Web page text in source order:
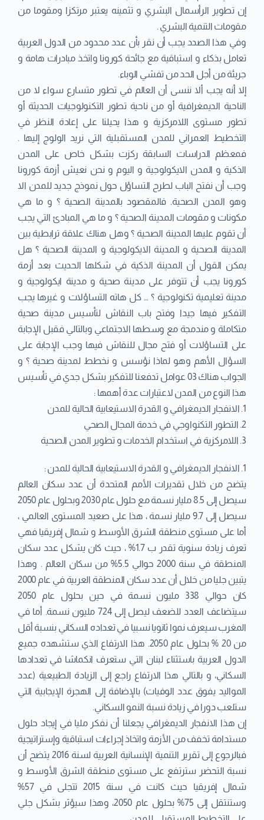
إن تطوير الرأسمال البشري و تثمينه يعتبر مرتكزا ومقوما من
مقومات التنمية البشري .
وفي هذا الصدد يجب أن نقر بأن عدد محدود من الدول العربية
تعامل بذكاء و استباقية مع جائحة كورونا واتخذ مبادرات هامة و
جريئة من أجل الحد من تفشي الوباء.
إلا أنه يجب ألا ننسى أن العالم في تطور متسارع سواء لا من
الناحية الديمغرافية أو من ناحية تطور التكنولوجيات الحديثة أو
تطور مستوى اللامركزية و هذا يحيلنا على إعادة النظر في
التخطيط العمراني للمدن المستقبلية التي نريد الولوج إليها .
فمعظم الدراسات السابقة ركزت بشكل خاص على المدن
الذكية و المدن الايكولوجية و اليوم و نحن نعيش أزمة كورونا
وجب أن نفتح الباب لطرح التساؤل حول نموذج جديد للمدن الا
وهو المدن الصحية. فالمقصود بالمدينة الصحية ؟ و ما هي
مكونات و مقومات المدينة الصحية ؟ و ما هي المبادئ التي يجب
أن تقوم عليها المدينة الصحية ؟ وهل هناك علاقة ترابطية بين
المدينة الصحية و المدينة الايكولوجية و المدينة الصحية ؟ هل
يمكن القول أن المدينة الذكية في شكلها الحديث بعد أزمة
كورونا يجب أن تتوفر على مدينة صحية و مدينة ايكولوجية و
مدينة تعليمية تكنولوجية ؟ … كل هاته التساؤلات و غيرها يجب
التفكير فيها جيدا وفتح باب النقاش لتأسيس مدينة صحية
متكاملة و مندمجة مع وسطها الاجتماعي وبالتالي فقبل الإجابة
على التساؤلات أو فتح مجال للنقاش فيها وجب الإجابة على
السؤال الأهم وهو لماذا نؤسس و نخطط لمدينة صحية ؟ و
الجواب هناك 03 عوامل تدفعنا للتفكير بشكل جدي في تأسيس
هذا النوع من المدن لاعتبارات عدة أهمها :
1. الانفجار الديمغرافي و القدرة الاستيعابية الحالية للمدن
2. التطور التكنواوجي في خدمة المجال الصحي
3. اللامركزية في استخدام الخدمات و تطوير المدن الصحية
1. الانفجار الديمغرافي و القدرة الاستيعابية الحالية للمدن :
يتضح من خلال تقديرات الأمم المتحدة أن عدد سكان العالم
سيصل إلى 8.5 مليار نسمة مع حلول عام 2030 وبحلول عام 2050
سيصل إلى 9.7 مليار نسمة ، هذا على صعيد المستوى العالمي ،
أما على مستوى منطقة الشرق الأوسط و شمال إفريقيا فهي
تعرف زيادة سنوية تقدر ب 1.7% ، حيث كان يشكل عدد سكان
المنطقة في سنة 2000 حوالي 5.5% من سكان العالم . وهذا
يتبين جليا من خلال أن عدد سكان المنطقة العربية في عام 2000
كان حوالي 338 مليون نسمة في حين بحلول عام 2050
سيتضاعف العدد للضعف ليصل إلى 724 مليون نسمة. أما في
المغرب سيعرف نموا ثانويا نسبيا في تعداده السكاني بنسبة أقل
من 20 % بحلول عام 2050. هذا الارتفاع الذي ستشهده جميع
الدول العربية باستثناء لبنان التي ستعرف انكماشا في تعدادها
السكاني، و بالتالي هذا الارتفاع راجع إلى الزيادة الطبيعية (عدد
المواليد يفوق عدد الوفيات) بالإضافة إلى الهجرة الإيجابية التي
ستلعب دورا في زيادة نسبة النمو السكاني.
إن هذا الانفجار الديمغرافي يجعلنا أن نفكر مليا في إيجاد حلول
مستدامة تخفف من الأزمة واتخاذ إجراءات استباقية وإستراتيجية
فبالرجوع إلى تقرير التنمية الإنسانية العربية لسنة 2016 يتضح أن
نسبة التحضر سترتفع على مستوى منطقة الشرق الأوسط و
شمال إفريقيا حيث كانت في سنة 2015 تتجلى في 57%
وستنتقل إلى 75% بحلول عام 2050، وهذا سيؤثر بشكل جلي